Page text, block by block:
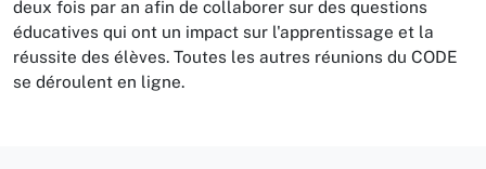
deux fois par an afin de collaborer sur des questions
éducatives qui ont un impact sur l'apprentissage et la
réussite des élèves. Toutes les autres réunions du CODE
se déroulent en ligne.